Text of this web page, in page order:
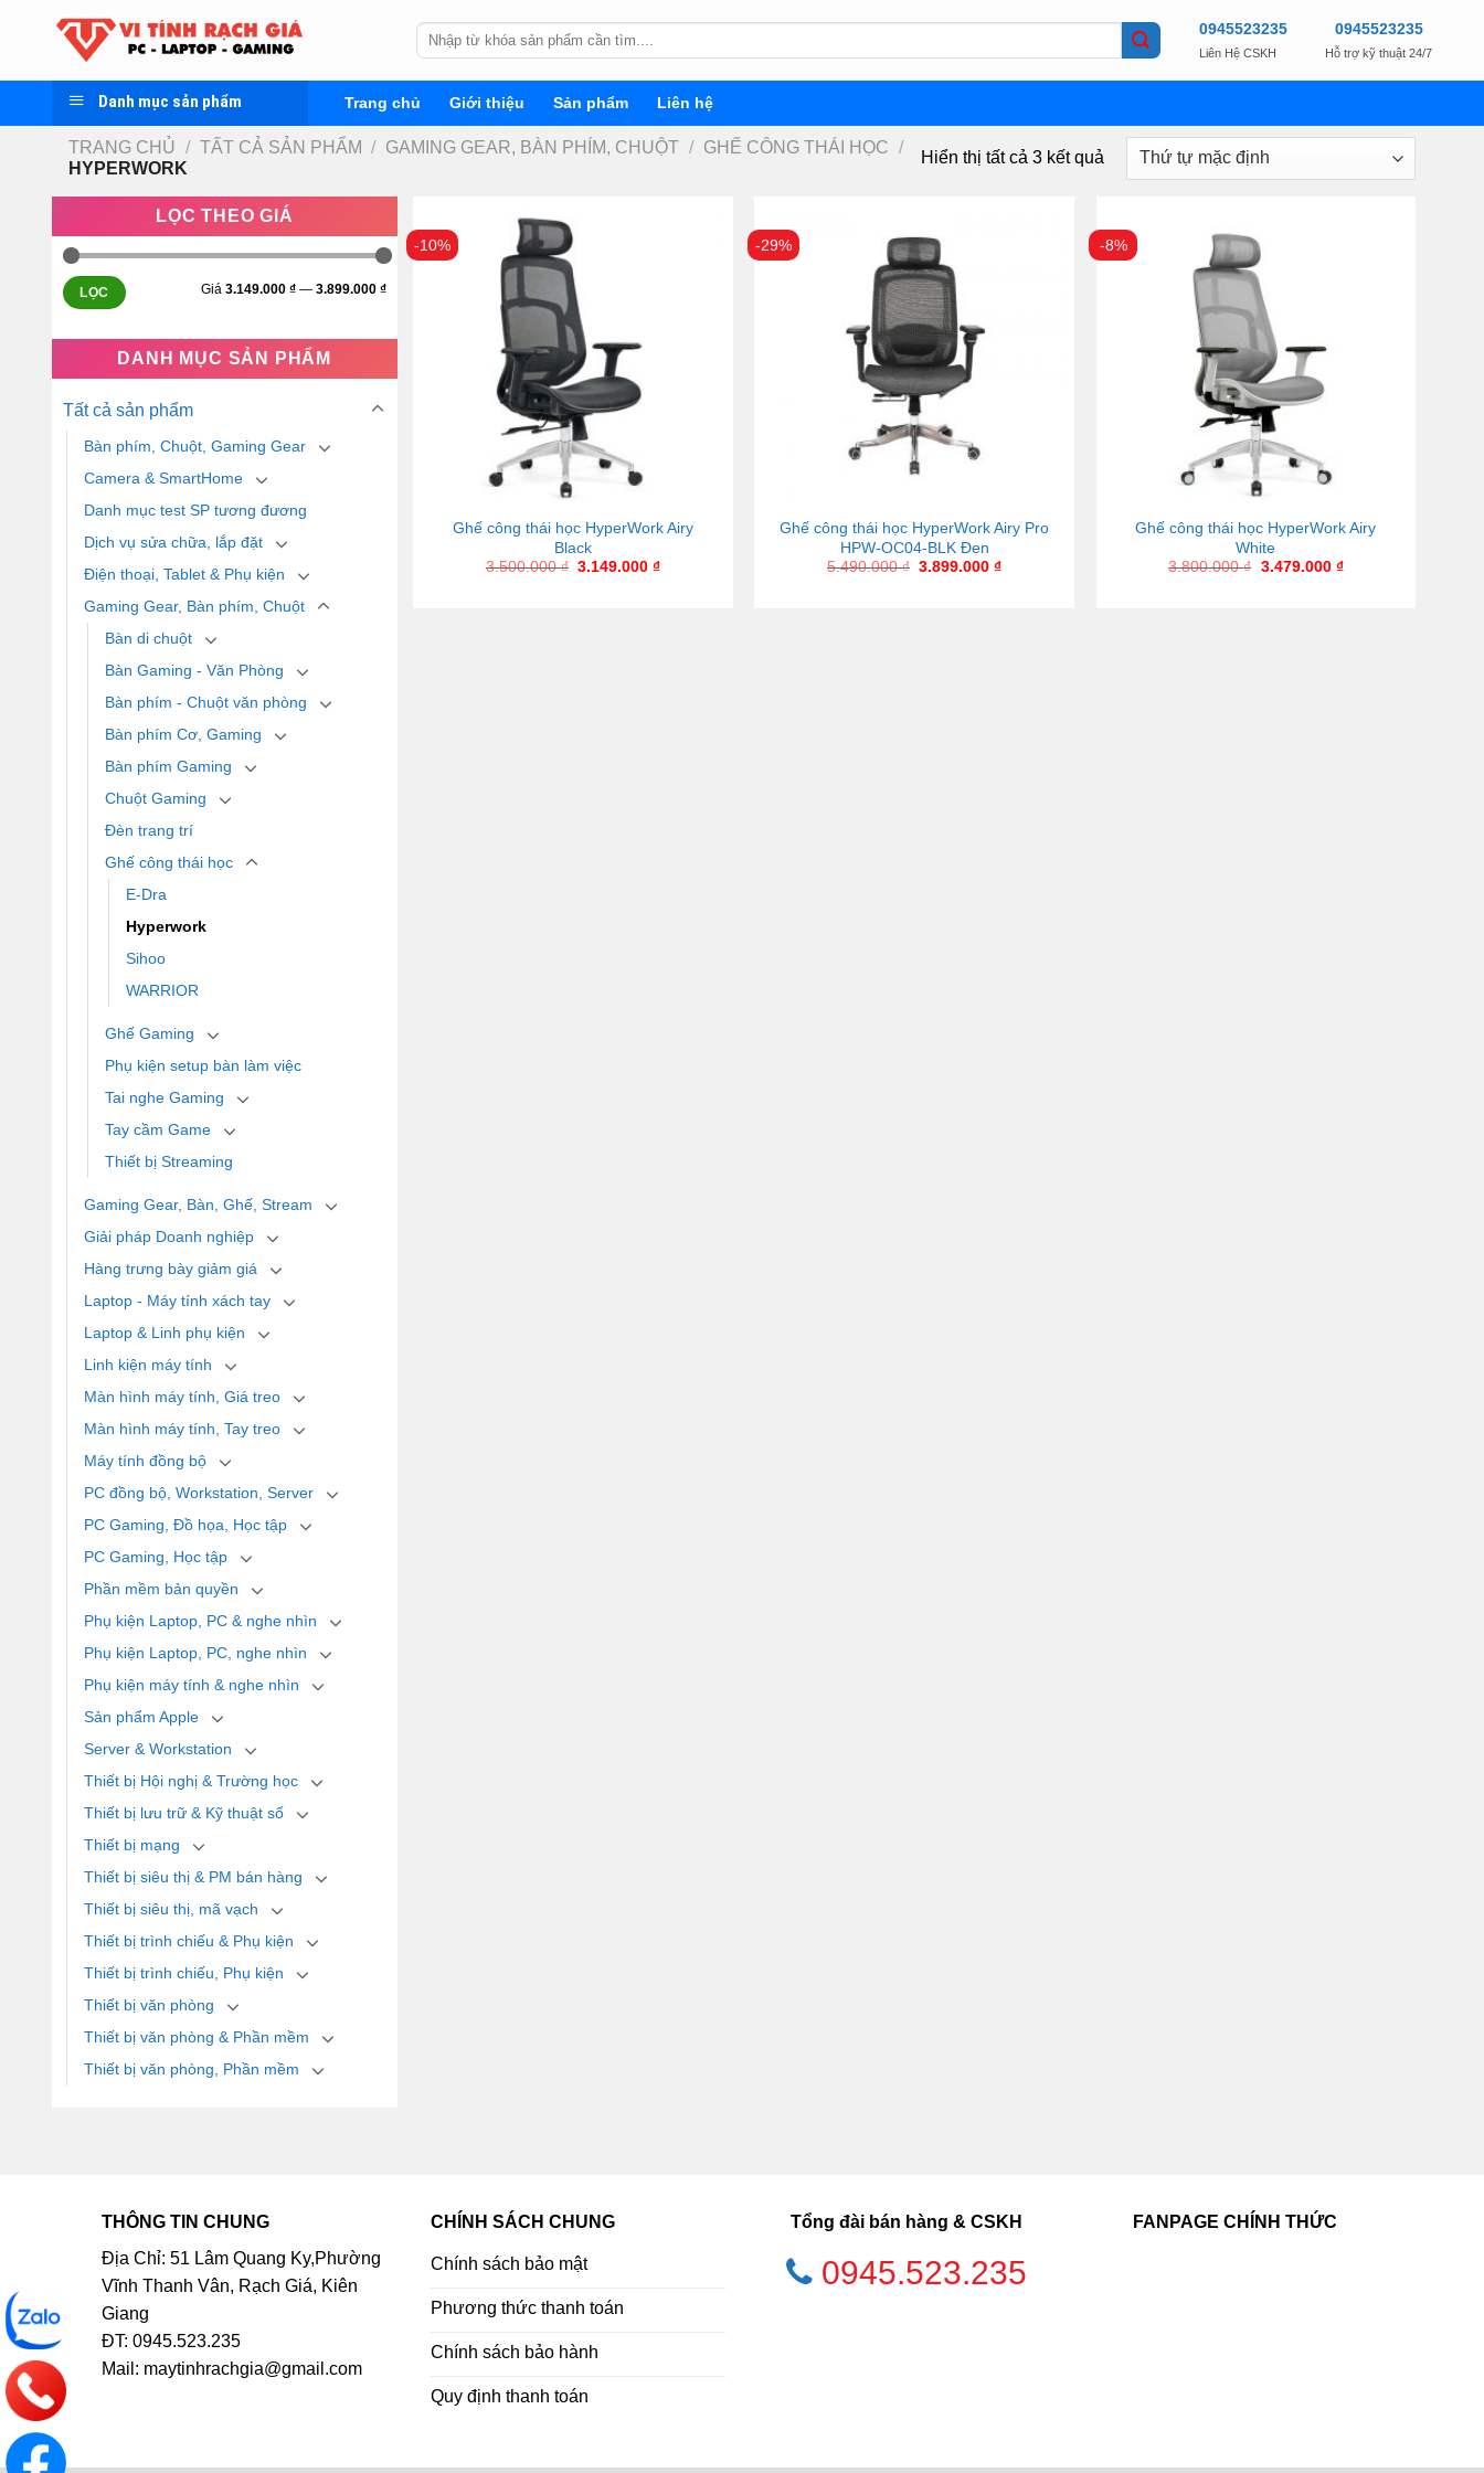
Tìm
kiếm:
0945523235
Liên Hệ CSKH
0945523235
Hỗ trợ kỹ thuật 24/7
Danh mục sản phẩm Trang chủ Giới thiệu Sản phẩm Liên hệ
TRANG CHỦ / TẤT CẢ SẢN PHẨM / GAMING GEAR, BÀN PHÍM, CHUỘT / GHẾ CÔNG THÁI HỌC /
HYPERWORK
Hiển thị tất cả 3 kết quả
LỌC THEO GIÁ
LỌC Giá 3.149.000 ₫— 3.899.000 ₫
DANH MỤC SẢN PHẨM
Tất cả sản phẩm
Bàn phím, Chuột, Gaming Gear
Camera & SmartHome
Danh mục test SP tương đương
Dịch vụ sửa chữa, lắp đặt
Điện thoại, Tablet & Phụ kiện
Gaming Gear, Bàn phím, Chuột
Bàn di chuột
Bàn Gaming - Văn Phòng
Bàn phím - Chuột văn phòng
Bàn phím Cơ, Gaming
Bàn phím Gaming
Chuột Gaming
Đèn trang trí
Ghế công thái học
E-Dra
Hyperwork
Sihoo
WARRIOR
Ghế Gaming
Phụ kiện setup bàn làm việc
Tai nghe Gaming
Tay cầm Game
Thiết bị Streaming
Gaming Gear, Bàn, Ghế, Stream
Giải pháp Doanh nghiệp
Hàng trưng bày giảm giá
Laptop - Máy tính xách tay
Laptop & Linh phụ kiện
Linh kiện máy tính
Màn hình máy tính, Giá treo
Màn hình máy tính, Tay treo
Máy tính đồng bộ
PC đồng bộ, Workstation, Server
PC Gaming, Đồ họa, Học tập
PC Gaming, Học tập
Phần mềm bản quyền
Phụ kiện Laptop, PC & nghe nhìn
Phụ kiện Laptop, PC, nghe nhìn
Phụ kiện máy tính & nghe nhìn
Sản phẩm Apple
Server & Workstation
Thiết bị Hội nghị & Trường học
Thiết bị lưu trữ & Kỹ thuật số
Thiết bị mạng
Thiết bị siêu thị & PM bán hàng
Thiết bị siêu thị, mã vạch
Thiết bị trình chiếu & Phụ kiện
Thiết bị trình chiếu, Phụ kiện
Thiết bị văn phòng
Thiết bị văn phòng & Phần mềm
Thiết bị văn phòng, Phần mềm
-10%
Ghế công thái học HyperWork Airy
Black
3.500.000₫ 3.149.000₫
-29%
Ghế công thái học HyperWork Airy Pro
HPW-OC04-BLK Đen
5.490.000₫ 3.899.000₫
-8%
Ghế công thái học HyperWork Airy
White
3.800.000₫ 3.479.000 ₫
THÔNG TIN CHUNG
Địa Chỉ: 51 Lâm Quang Ky,Phường
Vĩnh Thanh Vân, Rạch Giá, Kiên
Giang
ĐT: 0945.523.235
Mail: maytinhrachgia@gmail.com
CHÍNH SÁCH CHUNG
Chính sách bảo mật
Phương thức thanh toán
Chính sách bảo hành
Quy định thanh toán
Tổng đài bán hàng & CSKH
0945.523.235
FANPAGE CHÍNH THỨC